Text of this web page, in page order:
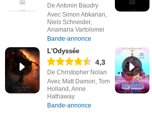
De Antonin Baudry
Avec Simon Abkarian,
Niels Schneider,
Anamaria Vartolomei
Bande-annonce
L'Odyssée
4,3
De Christopher Nolan
Avec Matt Damon, Tom
Holland, Anne
Hathaway
Bande-annonce